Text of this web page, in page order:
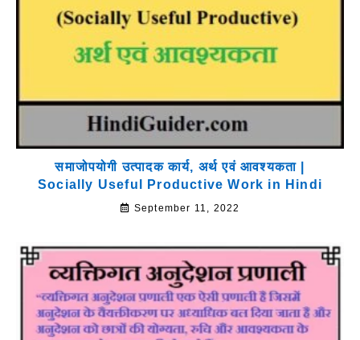
समाजोपयोगी उत्पादक कार्य, अर्थ एवं आवश्यकता |
Socially Useful Productive Work in Hindi
September 11, 2022